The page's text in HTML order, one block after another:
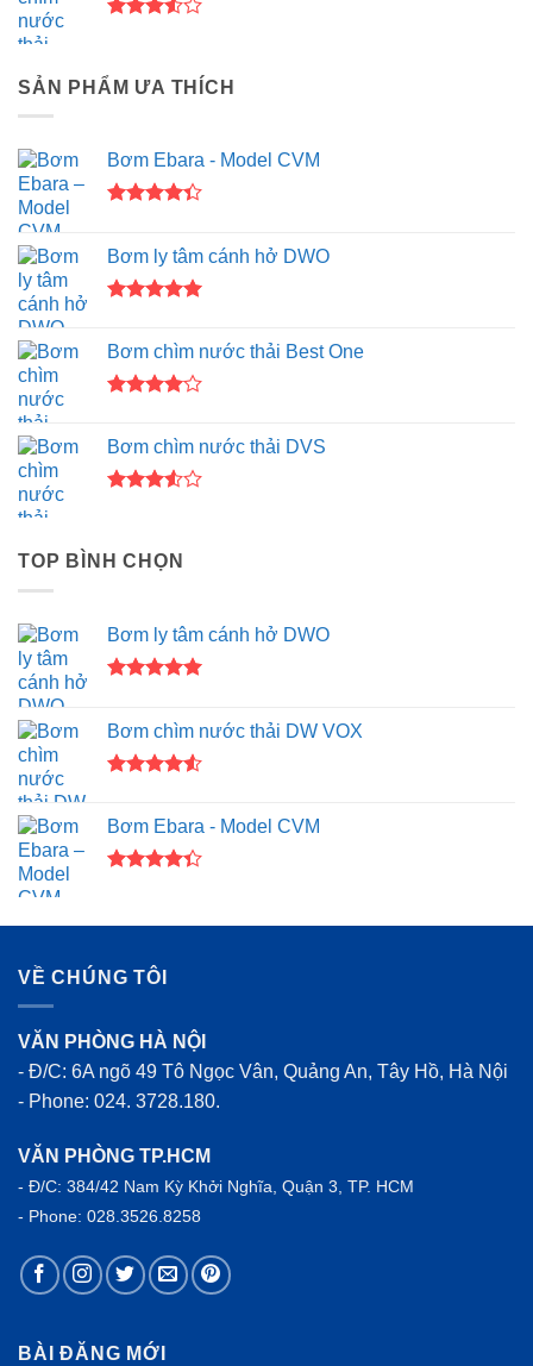
hạng
3.505
SẢN PHẨM ƯA THÍCH
Bơm Ebara - Model CVM
5 sao
Bơm ly tâm cánh hở DWO
5 sao
Bơm chìm nước thải Best One
4.005
sao
Bơm chìm nước thải DVS
3.505
TOP BÌNH CHỌN
Bơm ly tâm cánh hở DWO
5 sao
Bơm chìm nước thải DW VOX
5 sao
Bơm Ebara - Model CVM
5 sao
VỀ CHÚNG TÔI
VĂN PHÒNG HÀ NỘI
- Đ/C: 6A ngõ 49 Tô Ngọc Vân, Quảng An, Tây Hồ, Hà Nội
- Phone: 024. 3728.180.
VĂN PHÒNG TP.HCM
- Đ/C: 384/42 Nam Kỳ Khởi Nghĩa, Quận 3, TP. HCM
- Phone: 028.3526.8258
BÀI ĐĂNG MỚI